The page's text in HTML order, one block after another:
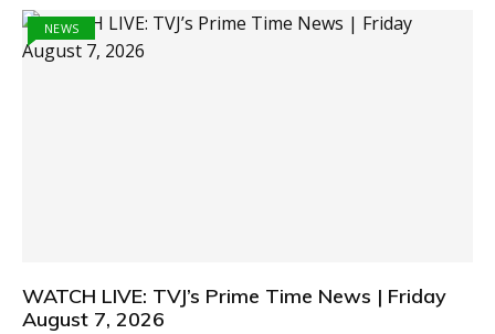
NEWS
WATCH LIVE: TVJ’s Prime Time News | Friday
August 7, 2026